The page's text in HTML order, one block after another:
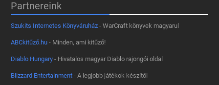
Partnereink
Szukits Internetes Könyváruház - WarCraft könyvek magyarul
ABCkitűző.hu - Minden, ami kitűző!
Diablo Hungary - Hivatalos magyar Diablo rajongói oldal
Blizzard Entertainment - A legjobb játékok készítői